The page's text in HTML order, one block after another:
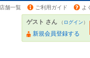
店舗一覧 ご利用ガイド よ
ゲスト さん （ログイン）
新規会員登録する